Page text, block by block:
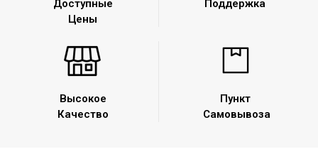
Высокое
Качество
Доступные
Цены
Пункт
Самовывоза
Поддержка